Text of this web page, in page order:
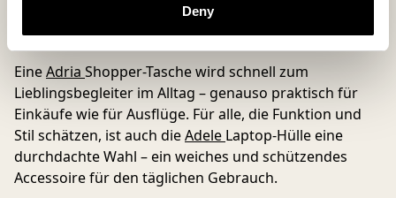
Deny
Ein persönliches Muttertagsgeschenk spiegelt oft den
Alltag und die Interessen der Beschenkten wider.
EineAdria Shopper-Taschewird schnell zum
Lieblingsbegleiter im Alltag – genauso praktisch für
Einkäufe wie für Ausflüge. Für alle, die Funktion und
Stil schätzen, ist auch dieAdele Laptop-Hülleeine
durchdachte Wahl – ein weiches und schützendes
Accessoire für den täglichen Gebrauch.